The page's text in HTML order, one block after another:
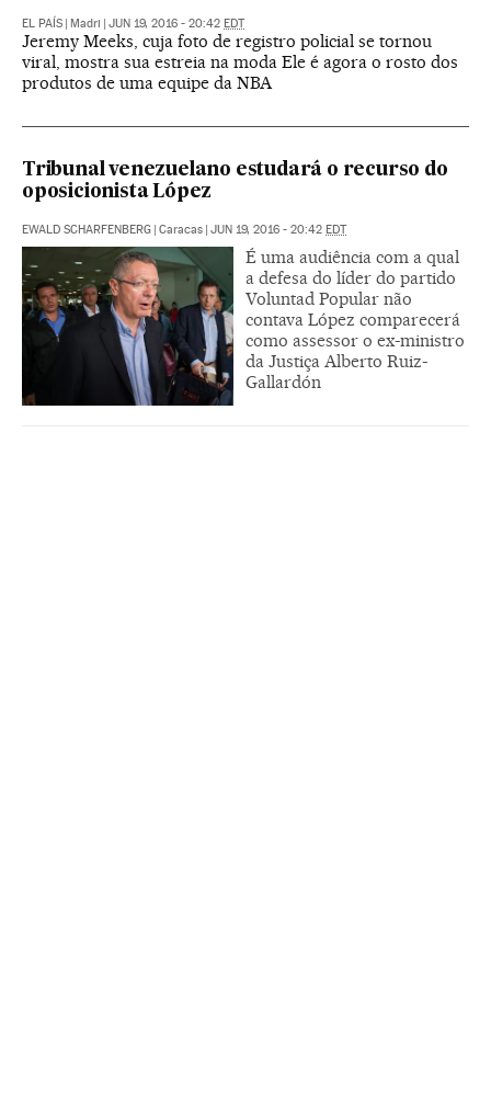
EL PAÍS Madri JUN 19, 2016 - 20:42 EDT
Jeremy Meeks, cuja foto de registro policial se tornou
viral, mostra sua estreia na moda Ele é agora o rosto dos
produtos de uma equipe da NBA
Tribunal venezuelano estudará o recurso do
oposicionista López
EWALD SCHARFENBERG Caracas JUN 19, 2016 - 20:42 EDT
É uma audiência com a qual
a defesa do líder do partido
Voluntad Popular não
contava López comparecerá
como assessor o ex-ministro
da Justiça Alberto Ruiz-
Gallardón